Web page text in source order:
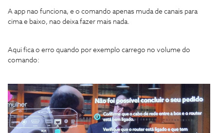
A app nao funciona, e o comando apenas muda de canais para
cima e baixo, nao deixa fazer mais nada.
Aqui fica o erro quando por exemplo carrego no volume do
comando: